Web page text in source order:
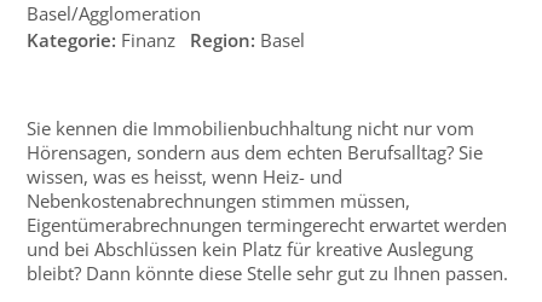
Basel/Agglomeration
Kategorie: Finanz Region: Basel
Sie kennen die Immobilienbuchhaltung nicht nur vom
Hörensagen, sondern aus dem echten Berufsalltag? Sie
wissen, was es heisst, wenn Heiz- und
Nebenkostenabrechnungen stimmen müssen,
Eigentümerabrechnungen termingerecht erwartet werden
und bei Abschlüssen kein Platz für kreative Auslegung
bleibt? Dann könnte diese Stelle sehr gut zu Ihnen passen.